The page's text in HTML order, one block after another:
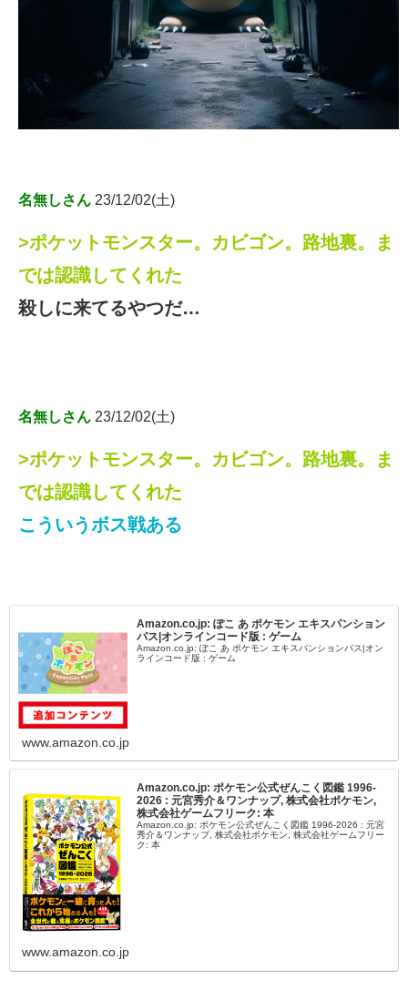
名無しさん 23/12/02(土)
>ポケットモンスター。カビゴン。路地裏。ま
では認識してくれた
殺しに来てるやつだ…
名無しさん 23/12/02(土)
>ポケットモンスター。カビゴン。路地裏。ま
では認識してくれた
こういうボス戦ある
Amazon.co.jp: ぽこ あ ポケモン エキスパンション
パス|オンラインコード版 : ゲーム
Amazon.co.jp: ぽこ あ ポケモン エキスパンションパス|オン
ラインコード版 : ゲーム
www.amazon.co.jp
Amazon.co.jp: ポケモン公式ぜんこく図鑑 1996-
2026 : 元宮秀介＆ワンナップ, 株式会社ポケモン,
株式会社ゲームフリーク: 本
Amazon.co.jp: ポケモン公式ぜんこく図鑑 1996-2026 : 元宮
秀介＆ワンナップ, 株式会社ポケモン, 株式会社ゲームフリー
ク: 本
www.amazon.co.jp